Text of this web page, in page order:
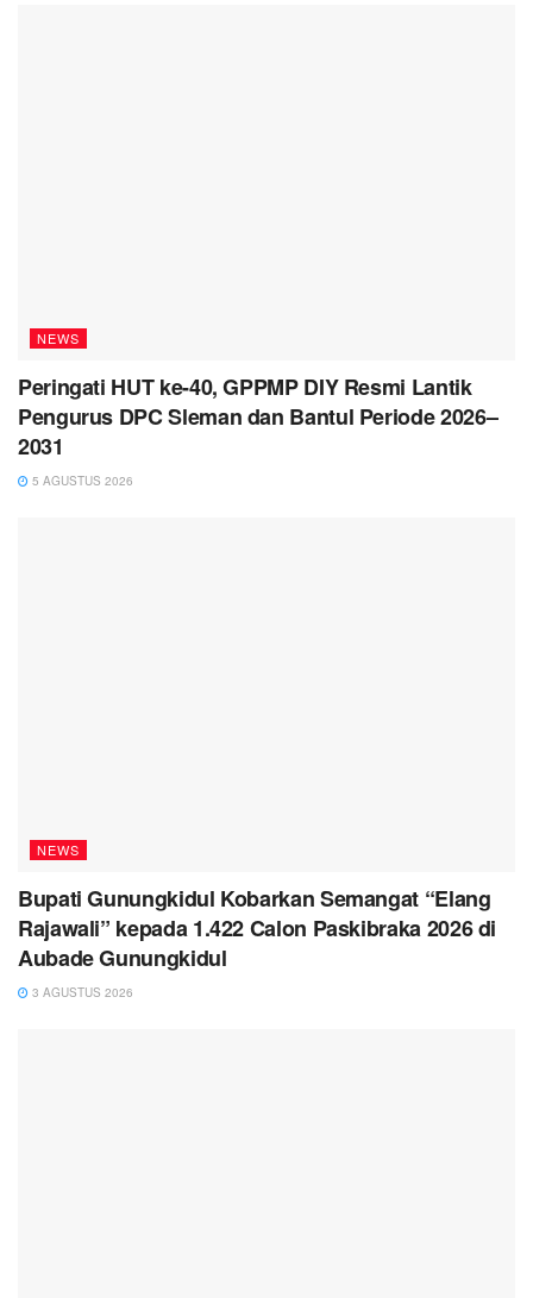
NEWS
Peringati HUT ke-40, GPPMP DIY Resmi Lantik
Pengurus DPC Sleman dan Bantul Periode 2026–
2031
5 AGUSTUS 2026
NEWS
Bupati Gunungkidul Kobarkan Semangat “Elang
Rajawali” kepada 1.422 Calon Paskibraka 2026 di
Aubade Gunungkidul
3 AGUSTUS 2026